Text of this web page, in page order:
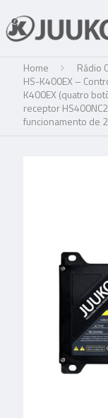
Home Rádio
HS-K400EX –
K400EX (quatro
receptor
funcionamento de